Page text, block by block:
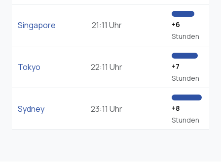
Singapore 21:11 Uhr
+6
Stunden
Tokyo 22:11 Uhr
+7
Stunden
Sydney 23:11 Uhr
+8
Stunden